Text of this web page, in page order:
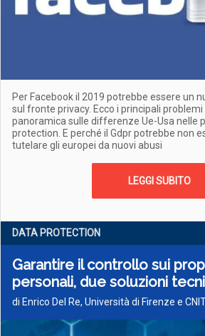
Per Facebook il 2019 potrebbe essere un
sul fronte privacy. Ecco i principali
panoramica sulle differenze Ue-Usa nelle
protection. E perché il Gdpr potrebbe non
tutelare gli europei da nuovi abusi
LEGGI SUBITO
DATA PROTECTION
Garantire il controllo sui
personali, due soluzioni
di Enrico Del Re, Università di Firenze e